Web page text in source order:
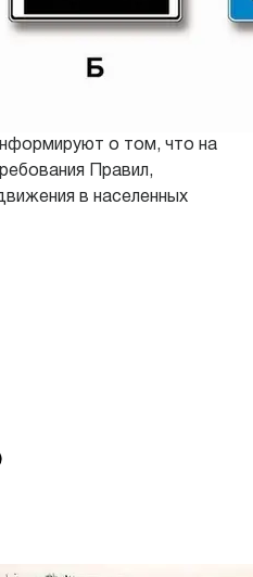
о том, что на
Правил,
в населенных